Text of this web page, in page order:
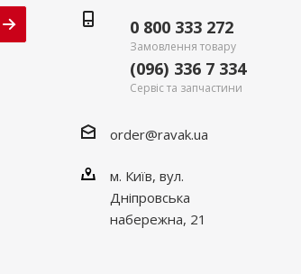
0 800 333 272
Замовлення товару
(096) 336 7 334
Сервіс та запчастини
order@ravak.ua
м. Київ, вул.
Дніпровська
набережна, 21